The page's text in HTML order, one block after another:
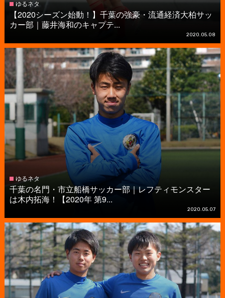
ゆるネタ
【2020シーズン始動！】千葉の強豪・流通経済大柏サッ
カー部｜藤井海和のキャプテ...
2020.05.08
ゆるネタ
千葉の名門・市立船橋サッカー部｜レフティモンスター
は木内拓海！【2020年 第9...
2020.05.07